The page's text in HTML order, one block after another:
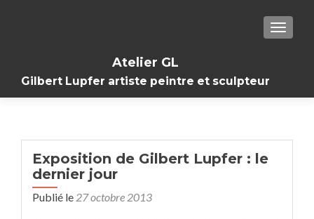
Atelier GL
Gilbert Lupfer artiste peintre et sculpteur
Exposition de Gilbert Lupfer : le
dernier jour
Publié le 27 octobre 2013